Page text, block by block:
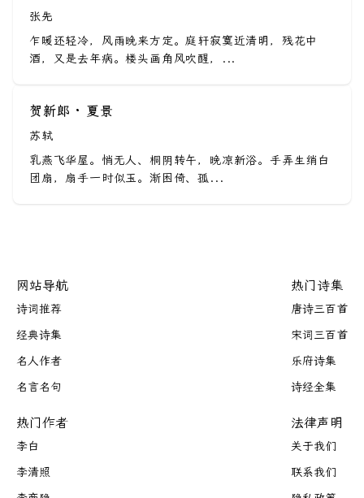
张先
乍暖还轻冷，风雨晚来方定。庭轩寂寞近清明，残花中
酒，又是去年病。楼头画角风吹醒，...
贺新郎 · 夏景
苏轼
乳燕飞华屋。悄无人、桐阴转午，晚凉新浴。手弄生绡白
团扇，扇手一时似玉。渐困倚、孤...
网站导航
诗词推荐
经典诗集
名人作者
名言名句
热门诗集
唐诗三百首
宋词三百首
乐府诗集
诗经全集
热门作者
李白
李清照
法律声明
关于我们
联系我们